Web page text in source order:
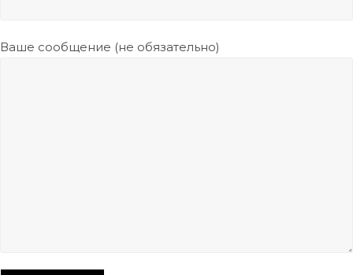
Ваше сообщение (не обязательно)